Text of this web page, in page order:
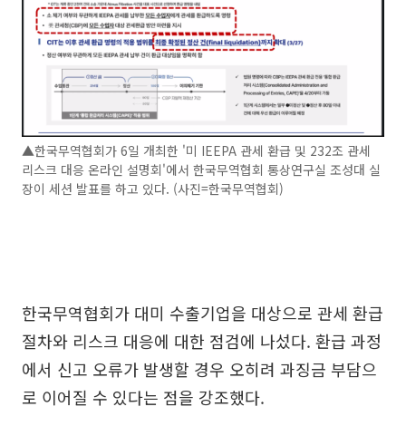
▲한국무역협회가 6일 개최한 '미 IEEPA 관세 환급 및 232조 관세
리스크 대응 온라인 설명회'에서 한국무역협회 통상연구실 조성대 실
장이 세션 발표를 하고 있다. (사진=한국무역협회)
한국무역협회가 대미 수출기업을 대상으로 관세 환급
절차와 리스크 대응에 대한 점검에 나섰다. 환급 과정
에서 신고 오류가 발생할 경우 오히려 과징금 부담으
로 이어질 수 있다는 점을 강조했다.